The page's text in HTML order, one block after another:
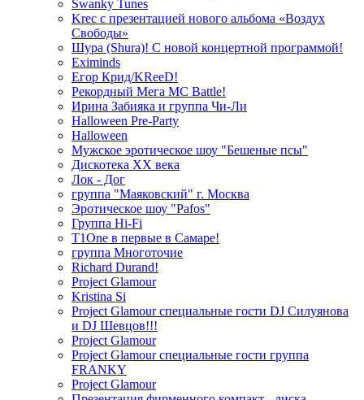
Swanky Tunes
Krec с презентацией нового альбома «Воздух
Свободы»
Шура (Shura)! С новой концертной программой!
Eximinds
Егор Крид/KReeD!
Рекордный Мега МС Battle!
Ирина Забияка и группа Чи-Ли
Halloween Pre-Party
Halloween
Мужское эротическое шоу "Бешеные псы"
Дискотека ХХ века
Лок - Дог
группа "Маяковский" г. Москва
Эротическое шоу "Pafos"
Группа Hi-Fi
T1One в первые в Самаре!
группа Многоточие
Richard Durand!
Project Glamour
Kristina Si
Project Glamour специальные гости DJ Силуянова
и DJ Шевцов!!!
Project Glamour
Project Glamour специальные гости группа
FRANKY
Project Glamour